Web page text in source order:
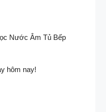
Nước Âm Tủ Bếp
hôm nay!